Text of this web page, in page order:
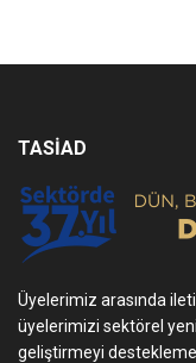
TASİAD
Üyelerimiz arasında
üyelerimizi sektörel
geliştirmeyi